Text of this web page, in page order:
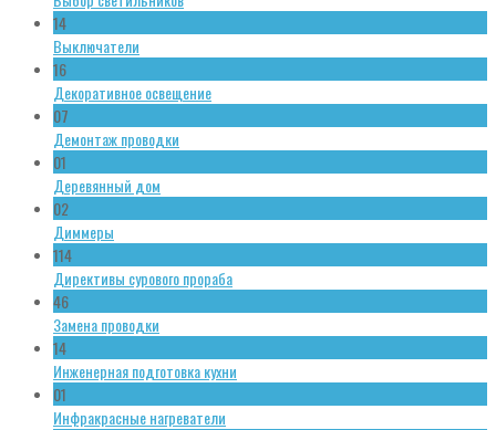
14
Выключатели
16
Декоративное освещение
07
Демонтаж проводки
01
Деревянный дом
02
Диммеры
114
Директивы сурового прораба
46
Замена проводки
14
Инженерная подготовка кухни
01
Инфракрасные нагреватели